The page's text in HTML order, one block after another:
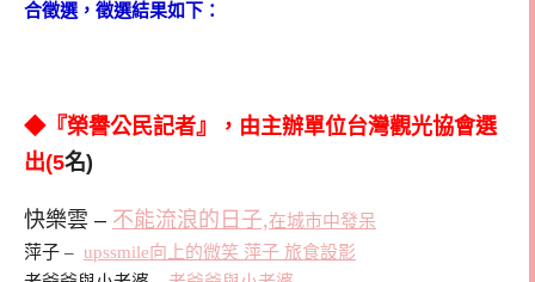
合徵選，徵選結果如下：
◆『榮譽公民記者』，由主辦單位台灣觀光協會選
出(5名)
快樂雲 – 不能流浪的日子,在城市中發呆
萍子 – upssmile向上的微笑 萍子 旅食設影